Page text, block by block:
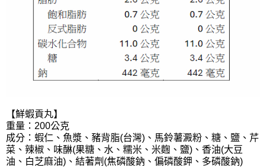
【鮮蝦貢丸】
重量：200公克
成分：蝦仁、魚漿、豬背脂(台灣)、馬鈴薯澱粉、糖、鹽、芹
菜、辣椒、味醂(果糖、水、糯米、米麴、鹽)、香油(大豆
油、白芝麻油)、結著劑(焦磷酸鈉、偏磷酸鉀、多磷酸鈉)